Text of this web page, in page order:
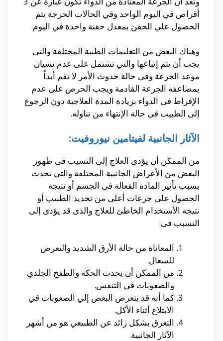
أقراص في اليوم الواحد وفي الحالات الحرجة يتم
الحصول علي الحقن بمعدل حقنة واحدة في اليوم.
وهناك البعض من التعليمات الطبية المختلفة والتى
يجب أن يتم إتباعها والتي تشتمل على عدم نسيان
موعد الجرعة وفى حالة حدوث الأمر لا تقم أبداً
بمضاعفة الجرعة القادمة ويجب الحرص على عدم
الإفراط فى الدواء بزيادة المدة العلاجية دون الرجوع
إلى الطبيب فى حالة الإنتهاء من تناوله.
الآثار الجانبية لفيتامين نيوروفيت:
من الممكن أن يؤدى العلاج إلى التسبب فى ظهور
البعض من الأعراض الجانبية المختلفة والتى تحدث
بسبب تأثير المادة الفعالة فى الجسم أو نتيجة
الحصول على جرعات أعلى من تحديد الطبيب أو
نتيجة الأستخدام الخاطئ للعلاج والذى قد يؤدى إلى
التسبب فى:
المعاناة من حالة الأرق الشديد والتعرض
للسعال.
من الممكن أن يحدث الحكة والطفح الجلدي
والصعوبات في التنفس.
كما أنه قد يتعرض البعض إلي الصعوبات في
الابتلاع أثناء الأكل.
التعرق بشكل زائد عن الطبيعي هو من أشهر
الآثار الجانبية.